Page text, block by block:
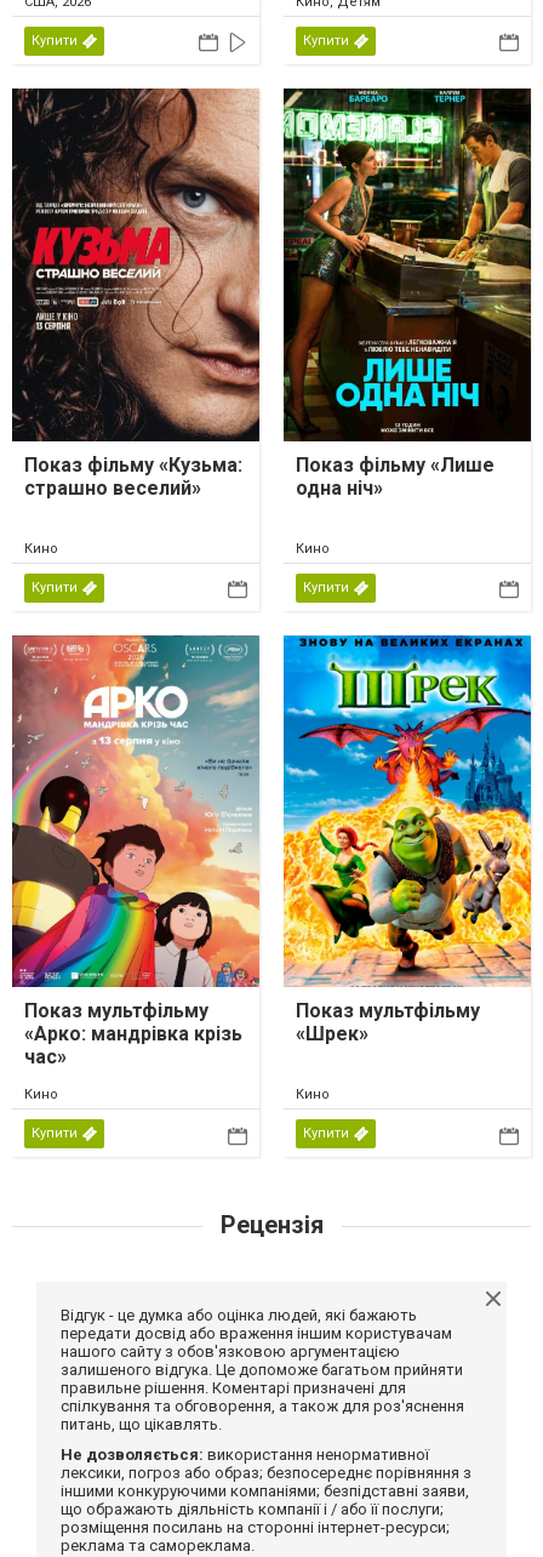
Купити Купити
Показ фільму «Кузьма:
страшно веселий»
Кино
Купити
Показ фільму «Лише
одна ніч»
Кино
Купити
Показ мультфільму
«Арко: мандрівка крізь
час»
Кино
Купити
Показ мультфільму
«Шрек»
Кино
Купити
Рецензія
Відгук - це думка або оцінка людей, які бажають
передати досвід або враження іншим користувачам
нашого сайту з обов'язковою аргументацією
залишеного відгука. Це допоможе багатьом прийняти
правильне рішення. Коментарі призначені для
спілкування та обговорення, а також для роз'яснення
питань, що цікавлять.
Не дозволяється: використання ненормативної
лексики, погроз або образ; безпосереднє порівняння з
іншими конкуруючими компаніями; безпідставні заяви,
що ображають діяльність компанії і / або її послуги;
розміщення посилань на сторонні інтернет-ресурси;
реклама та самореклама.